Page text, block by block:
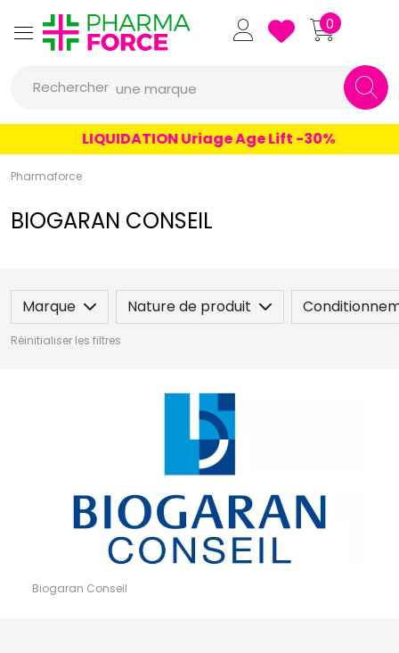
Pharmaforce Grande
0
Rechercher
un conseil
un produit
une marque
LIQUIDATION Uriage Age Lift -30%
Pharmaforce
BIOGARAN CONSEIL
Marque Nature de produit
Réinitialiser les filtres
Biogaran Conseil